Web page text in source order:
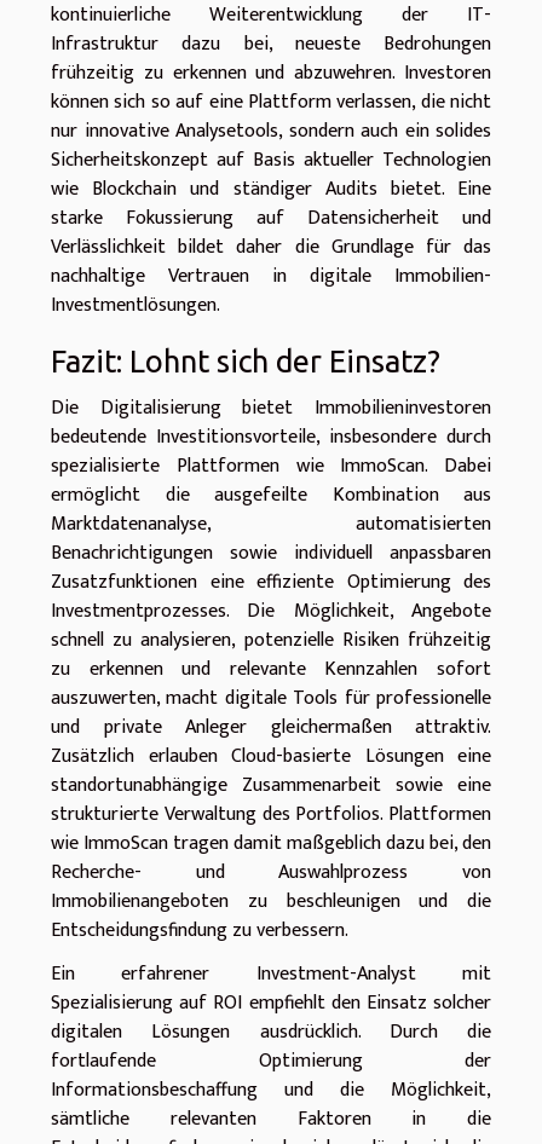
kontinuierliche Weiterentwicklung der IT-
Infrastruktur dazu bei, neueste Bedrohungen
frühzeitig zu erkennen und abzuwehren. Investoren
können sich so auf eine Plattform verlassen, die nicht
nur innovative Analysetools, sondern auch ein solides
Sicherheitskonzept auf Basis aktueller Technologien
wie Blockchain und ständiger Audits bietet. Eine
starke Fokussierung auf Datensicherheit und
Verlässlichkeit bildet daher die Grundlage für das
nachhaltige Vertrauen in digitale Immobilien-
Investmentlösungen.
Fazit: Lohnt sich der Einsatz?
Die Digitalisierung bietet Immobilieninvestoren
bedeutende Investitionsvorteile, insbesondere durch
spezialisierte Plattformen wie ImmoScan. Dabei
ermöglicht die ausgefeilte Kombination aus
Marktdatenanalyse, automatisierten
Benachrichtigungen sowie individuell anpassbaren
Zusatzfunktionen eine effiziente Optimierung des
Investmentprozesses. Die Möglichkeit, Angebote
schnell zu analysieren, potenzielle Risiken frühzeitig
zu erkennen und relevante Kennzahlen sofort
auszuwerten, macht digitale Tools für professionelle
und private Anleger gleichermaßen attraktiv.
Zusätzlich erlauben Cloud-basierte Lösungen eine
standortunabhängige Zusammenarbeit sowie eine
strukturierte Verwaltung des Portfolios. Plattformen
wie ImmoScan tragen damit maßgeblich dazu bei, den
Recherche- und Auswahlprozess von
Immobilienangeboten zu beschleunigen und die
Entscheidungsfindung zu verbessern.
Ein erfahrener Investment-Analyst mit
Spezialisierung auf ROI empfiehlt den Einsatz solcher
digitalen Lösungen ausdrücklich. Durch die
fortlaufende Optimierung der
Informationsbeschaffung und die Möglichkeit,
sämtliche relevanten Faktoren in die